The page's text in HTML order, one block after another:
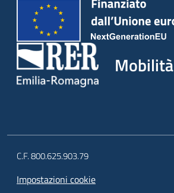
Mobilità
C.F. 800.625.903.79
Impostazioni cookie